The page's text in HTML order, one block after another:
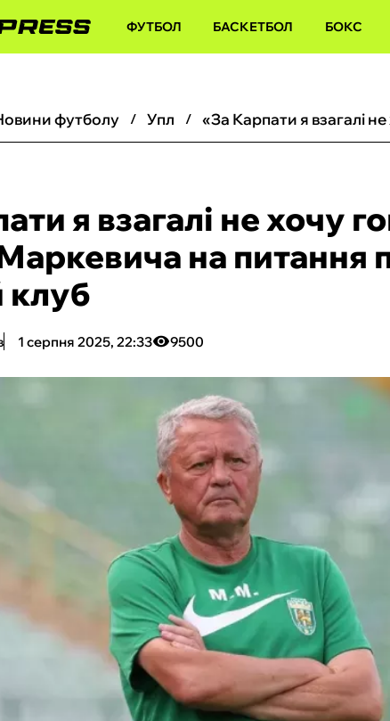
ФУТБОЛ БАСКЕТБОЛ БОКС
новини футболу упл
я взагалі не хочу
на питання
клуб
1 серпня 2025, 22:33 9500